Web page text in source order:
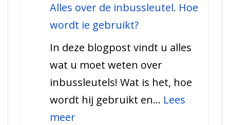
wat
moet
weten
over
tegelsnijders
Alles over de inbussleutel. Hoe
wordt ie gebruikt?
In deze blogpost vindt u alles
wat u moet weten over
inbussleutels! Wat is het, hoe
wordt hij gebruikt en… Lees
meer: